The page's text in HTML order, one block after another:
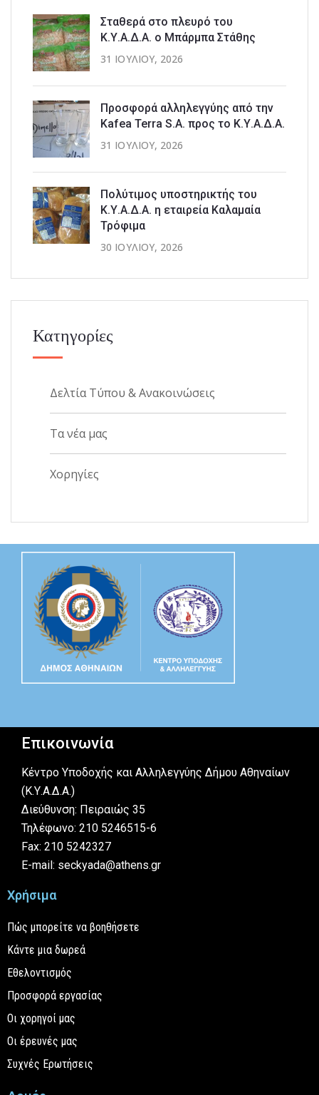
Σταθερά στο πλευρό του
Κ.Υ.Α.Δ.Α. ο Μπάρμπα Στάθης
31 ΙΟΥΛΊΟΥ, 2026
Προσφορά αλληλεγγύης από την
Kafea Terra S.A. προς το Κ.Υ.Α.Δ.Α.
31 ΙΟΥΛΊΟΥ, 2026
Πολύτιμος υποστηρικτής του
Κ.Υ.Α.Δ.Α. η εταιρεία Καλαμαία
Τρόφιμα
30 ΙΟΥΛΊΟΥ, 2026
Κατηγορίες
Δελτία Τύπου & Ανακοινώσεις
Τα νέα μας
Χορηγίες
Επικοινωνία
Κέντρο Υποδοχής και Αλληλεγγύης Δήμου Αθηναίων
(Κ.Υ.Α.Δ.Α.)
Διεύθυνση: Πειραιώς 35
Τηλέφωνο: 210 5246515-6
Fax: 210 5242327
E-mail: seckyada@athens.gr
Χρήσιμα
Πώς μπορείτε να βοηθήσετε
Κάντε μια δωρεά
Εθελοντισμός
Προσφορά εργασίας
Οι χορηγοί μας
Οι έρευνές μας
Συχνές Ερωτήσεις